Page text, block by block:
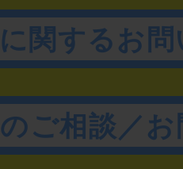
関するお
ご相談／